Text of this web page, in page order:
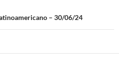
– 30/06/24